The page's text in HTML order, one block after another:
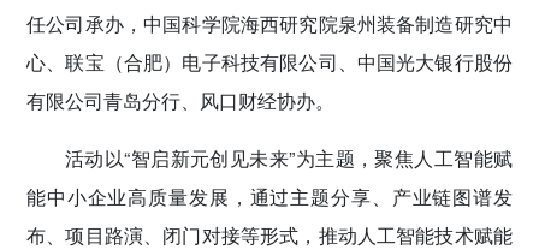
任公司承办，中国科学院海西研究院泉州装备制造研究中
心、联宝（合肥）电子科技有限公司、中国光大银行股份
有限公司青岛分行、风口财经协办。
活动以“智启新元创见未来”为主题，聚焦人工智能赋
能中小企业高质量发展，通过主题分享、产业链图谱发
布、项目路演、闭门对接等形式，推动人工智能技术赋能